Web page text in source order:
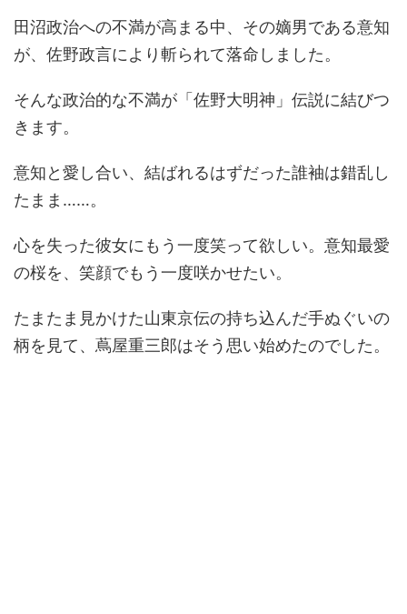
田沼政治への不満が高まる中、その嫡男である意知
が、佐野政言により斬られて落命しました。
そんな政治的な不満が「佐野大明神」伝説に結びつ
きます。
意知と愛し合い、結ばれるはずだった誰袖は錯乱し
たまま……。
心を失った彼女にもう一度笑って欲しい。意知最愛
の桜を、笑顔でもう一度咲かせたい。
たまたま見かけた山東京伝の持ち込んだ手ぬぐいの
柄を見て、蔦屋重三郎はそう思い始めたのでした。